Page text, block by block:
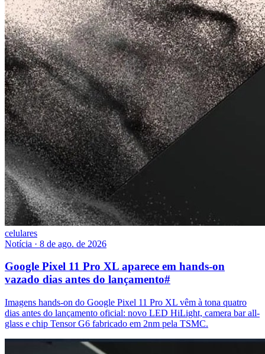
celulares
Notícia · 8 de ago. de 2026
Google Pixel 11 Pro XL aparece em hands-on
vazado dias antes do lançamento#
Imagens hands-on do Google Pixel 11 Pro XL vêm à tona quatro
dias antes do lançamento oficial: novo LED HiLight, camera bar all-
glass e chip Tensor G6 fabricado em 2nm pela TSMC.